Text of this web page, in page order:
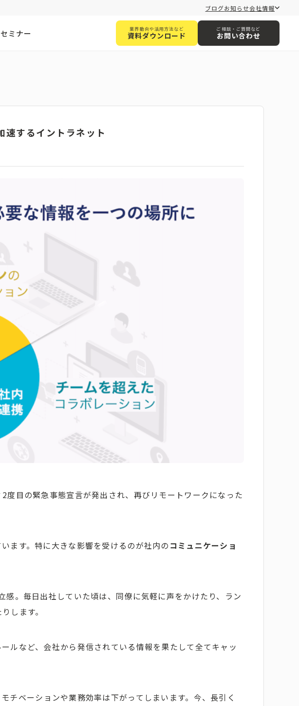
ブログお知らせ会社情報
ミナー 業界動向や活用方法など
資料ダウンロード
ご相談・ご質問など
お問い合わせ
するイントラネット
目の緊急事態宣言が発出され、再びリモートワークになった
ます。特に大きな影響を受けるのが社内の コミュニケーショ
。毎日出社していた頃は、同僚に気軽に声をかけたり、ラン
します。
ルなど、会社から発信されている情報を果たして全てキャッ
チベーションや業務効率は下がってしまいます。今、長引く